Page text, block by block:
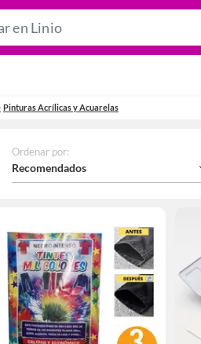
Pinturas Acrílicas y Acuarelas
Ordenar por:
Recomendados